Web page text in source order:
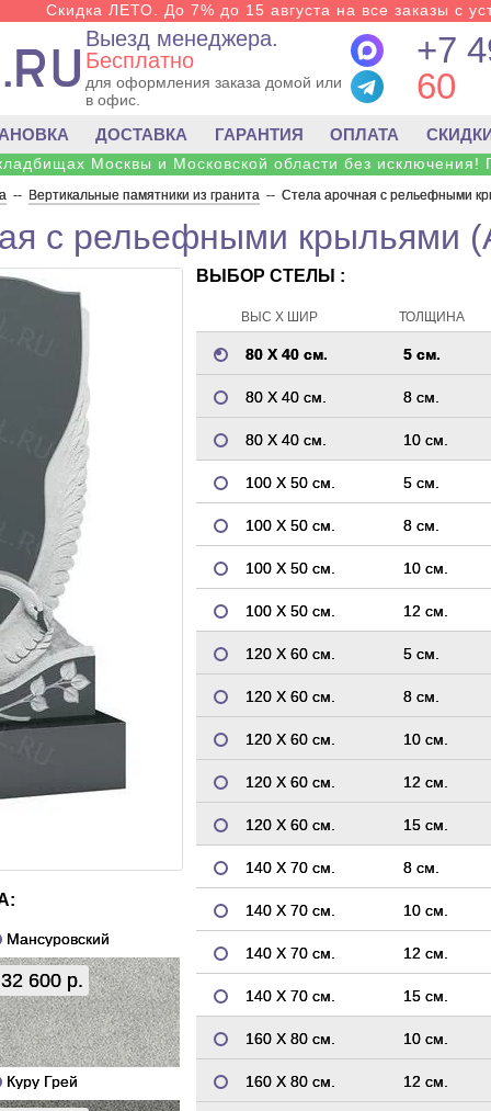
Скидка ЛЕТО. До 7% до 15 августа на все заказы с
Выезд менеджера.
Бесплатно
для оформления заказа домой или
в офис.
+7
60
ДОСТАВКА ГАРАНТИЯ ОПЛАТА
Москвы и Московской области без исключения!
-- Вертикальные памятники из гранита -- Стела арочная с рельефными
с рельефными крыльями
Мансуровский
32 600 р.
Куру Грей
ВЫБОР СТЕЛЫ :
ВЫС Х ШИР ТОЛЩИНА
80 Х 40 см. 5 см.
80 Х 40 см. 8 см.
80 Х 40 см. 10 см.
100 Х 50 см. 5 см.
100 Х 50 см. 8 см.
100 Х 50 см. 10 см.
100 Х 50 см. 12 см.
120 Х 60 см. 5 см.
120 Х 60 см. 8 см.
120 Х 60 см. 10 см.
120 Х 60 см. 12 см.
120 Х 60 см. 15 см.
140 Х 70 см. 8 см.
140 Х 70 см. 10 см.
140 Х 70 см. 12 см.
140 Х 70 см. 15 см.
160 Х 80 см. 10 см.
160 Х 80 см. 12 см.